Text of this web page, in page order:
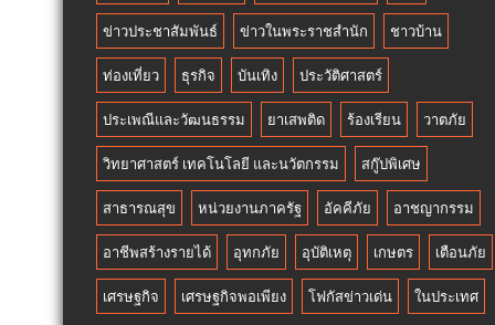
ส่ง
ออก
มาเลเซีย
ข่าวประชาสัมพันธ์ ข่าวในพระราชสำนัก ชาวบ้าน
ท่องเที่ยว ธุรกิจ บันเทิง ประวัติศาสตร์
ประเพณีและวัฒนธรรม ยาเสพติด ร้องเรียน วาตภัย
วิทยาศาสตร์ เทคโนโลยี และนวัตกรรม สกู๊ปพิเศษ
สาธารณสุข หน่วยงานภาครัฐ อัคคีภัย อาชญากรรม
อาชีพสร้างรายได้ อุทกภัย อุบัติเหตุ เกษตร เตือนภัย
เศรษฐกิจ เศรษฐกิจพอเพียง โฟกัสข่าวเด่น ในประเทศ